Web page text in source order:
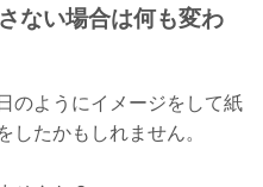
ない場合は何も変わ
のようにイメージをして紙
たかもしれません。